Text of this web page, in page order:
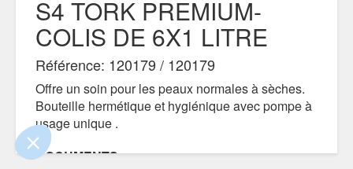
le contenu de ce site vous intéresse
on aimerait bien vous accompagner
certifiés par
Je choisis OK pour moi
S4 TORK PREMIUM-
COLIS DE 6X1 LITRE
Référence: 120179 / 120179
Offre un soin pour les peaux normales à sèches.
Bouteille hermétique et hygiénique avec pompe à
usage unique .
DOCUMENTS